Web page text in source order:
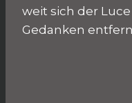
weit sich der
Gedanken